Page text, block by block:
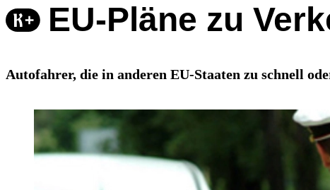
EU-Pläne zu
Autofahrer, die in anderen EU-Staaten zu schnell